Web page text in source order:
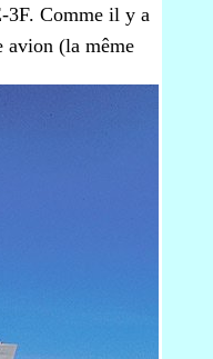
3F. Comme il y a
avion (la même